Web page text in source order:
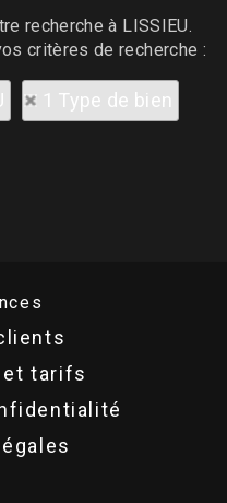
recherche à LISSIEU.
critères de recherche :
1 Type de bien
tarifs